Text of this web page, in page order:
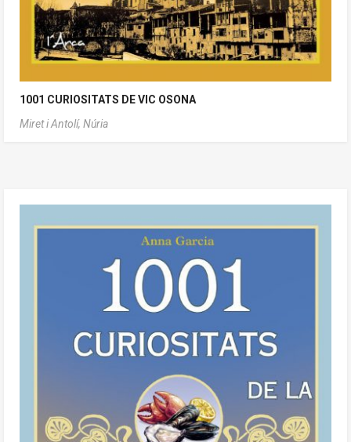
1001 CURIOSITATS DE VIC OSONA
Miret i Antolí, Núria